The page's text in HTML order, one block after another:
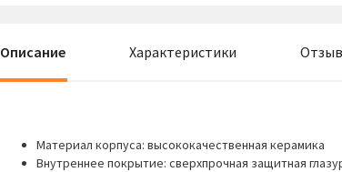
Описание Характеристики
Материал корпуса: высококачественная керамика
Внутреннее покрытие: сверхпрочная защитная